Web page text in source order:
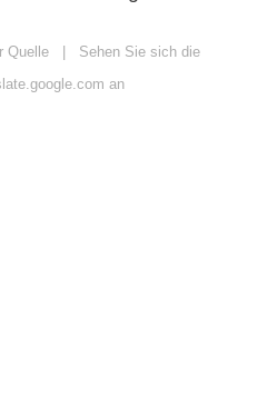
Quelle
Sehen Sie sich die
an